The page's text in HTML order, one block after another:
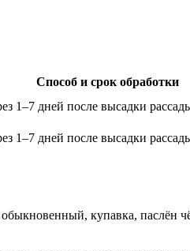
Способ и срок обработки
1–7 дней после высадки
1–7 дней после высадки
обыкновенный, купавка,